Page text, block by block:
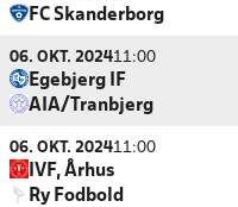
FC Skanderborg
06. OKT. 202411:00
Egebjerg IF
AIA/Tranbjerg
06. OKT. 202411:00
IVF, Århus
Ry Fodbold